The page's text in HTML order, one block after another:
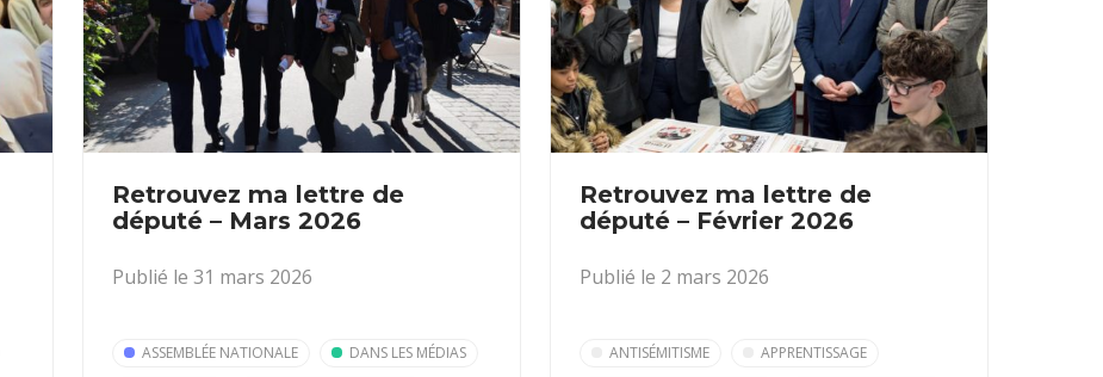
Retrouvez ma lettre de
député – Mars 2026
Publié le 31 mars 2026
ASSEMBLÉE NATIONALE
DANS LES MÉDIAS
Retrouvez ma lettre de
député – Février 2026
Publié le 2 mars 2026
ANTISÉMITISME
APPRENTISSAGE